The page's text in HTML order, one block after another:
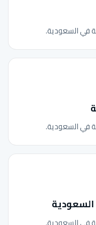
في السعودية.
في السعودية.
السعودية